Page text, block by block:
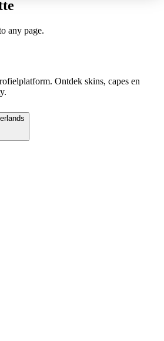
any page.
Ontdek skins, capes en